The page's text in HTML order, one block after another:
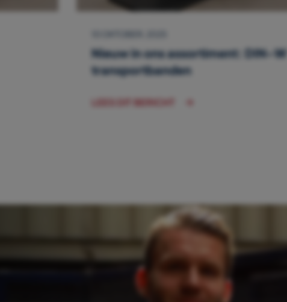
Nieuw in ons assortiment: DIN-W
transportbanden
LEES DIT BERICHT